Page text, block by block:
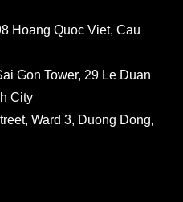
Hoang Quoc Viet, Cau
Gon Tower, 29 Le Duan
City
Ward 3, Duong Dong,